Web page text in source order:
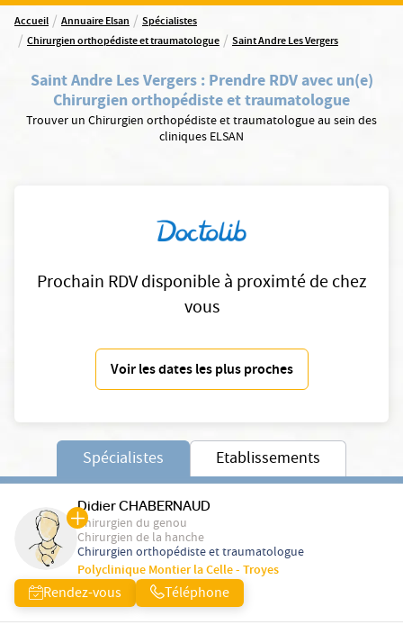
Accueil / Annuaire Elsan / Spécialistes
/ Chirurgien orthopédiste et traumatologue / Saint Andre Les Vergers
Saint Andre Les Vergers: Prendre RDV avec un(e)
Chirurgien orthopédiste et traumatologue
Trouver un Chirurgien orthopédiste et traumatologue au sein des
cliniques ELSAN
Prochain RDV disponible à proximté de chez
vous
Voir les dates les plus proches
Spécialistes Etablissements
Didier CHABERNAUD
Chirurgien du genou
Chirurgien de la hanche
Chirurgien orthopédiste et traumatologue
Polyclinique Montier la Celle - Troyes
Rendez-vous Téléphone